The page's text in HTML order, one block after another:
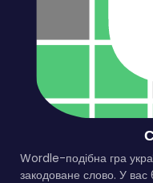
Wordle-подібна гра
закодоване слово. У вас